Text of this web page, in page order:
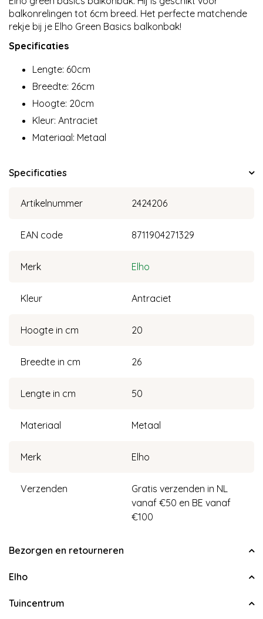
balkonrelingen tot 6cm breed. Het perfecte matchende
rekje bij je Elho Green Basics balkonbak!
Specificaties
Lengte: 60cm
Breedte: 26cm
Hoogte: 20cm
Kleur: Antraciet
Materiaal: Metaal
Specificaties
Artikelnummer 2424206
EAN code 8711904271329
Merk Elho
Kleur Antraciet
Hoogte in cm 20
Breedte in cm 26
Lengte in cm 50
Materiaal Metaal
Merk Elho
Verzenden
Gratis verzenden in NL
vanaf €50 en BE vanaf
€100
Bezorgen en retourneren
Elho
Tuincentrum